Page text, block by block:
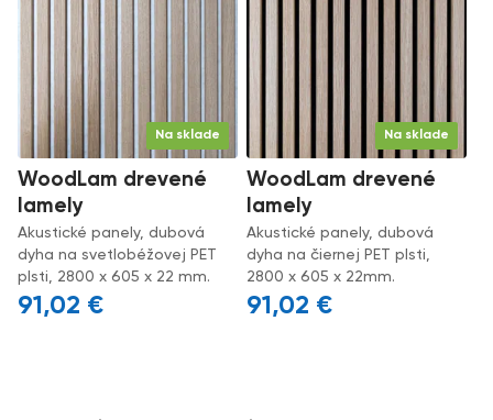
Na sklade
WoodLam drevené
lamely
Akustické panely, dubová
dyha na svetlobéžovej PET
plsti, 2800 x 605 x 22 mm.
91,02 €
Na sklade
WoodLam drevené
lamely
Akustické panely, dubová
dyha na čiernej PET plsti,
2800 x 605 x 22mm.
91,02 €